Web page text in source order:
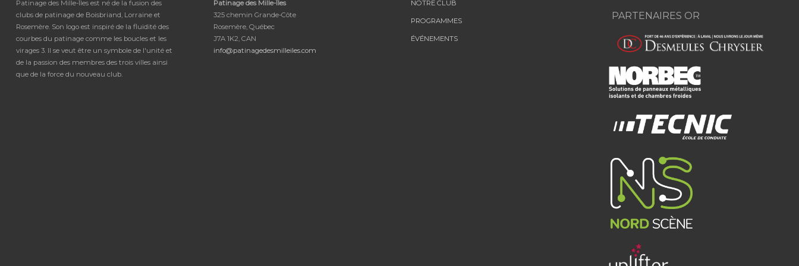
Patinage des Mille-Îles est né de la fusion des
clubs de patinage de Boisbriand, Lorraine et
Rosemère. Son logo est inspiré de la fluidité des
courbes du patinage comme les boucles et les
virages 3. Il se veut être un symbole de l'unité et
de la passion des membres des trois villes ainsi
que de la force du nouveau club.
Patinage des Mille-Îles
325 chemin Grande-Côte
Rosemère, Québec
J7A 1K2, CAN
info@patinagedesmilleiles.com
NOTRE CLUB
PROGRAMMES
ÉVÉNEMENTS
PARTENAIRES OR